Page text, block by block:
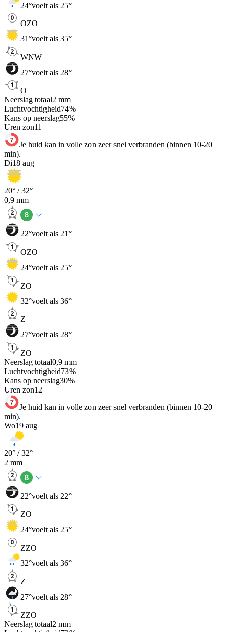
24°voelt als 25°
OZO
31°voelt als 35°
WNW
27°voelt als 28°
O
Neerslag totaal2 mm
Luchtvochtigheid74%
Kans op neerslag55%
Uren zon11
Je huid kan in volle zon zeer snel verbranden (binnen 10-20
min).
Di18 aug
20° /32°
0,9 mm
22°voelt als 21°
OZO
24°voelt als 25°
ZO
32°voelt als 36°
Z
27°voelt als 28°
ZO
Neerslag totaal0,9 mm
Luchtvochtigheid73%
Kans op neerslag30%
Uren zon12
Je huid kan in volle zon zeer snel verbranden (binnen 10-20
min).
Wo19 aug
20° /32°
2 mm
22°voelt als 22°
ZO
24°voelt als 25°
ZZO
32°voelt als 36°
Z
27°voelt als 28°
ZZO
Neerslag totaal2 mm